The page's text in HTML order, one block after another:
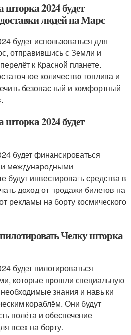
2024 будет
людей на Марс
будет использоваться для
отправившись с Земли и
к Красной планете.
количество топлива и
безопасный и комфортный
2024 будет
будет финансироваться
международными
будут инвестировать средства в
доход от продажи билетов на
рекламы на борту космического
Челку шторка
будет пилотироваться
которые прошли специальную
необходимые знания и навыки
кораблём. Они будут
полёта и обеспечение
всех на борту.